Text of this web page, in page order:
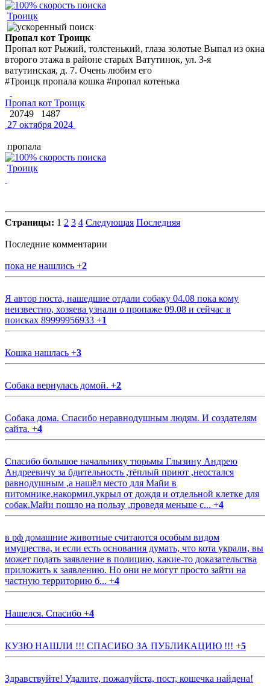
Троицк
Пропал кот Троицк
Пропал кот Рыжий, толстенький, глаза золотые Выпал из окна
второго этажа в районе старых Ватутинок, ул. З-я
ватутинская, д. 7. Очень любим его
#Троицк пропала кошка #пропал котенька
Пропал кот Троицк
20749
1487
27 октября 2024
пропала
Троицк
Страницы: 1 2 3 4 Следующая Последняя
Последние комментарии
пока не нашлись +2
Я автор поста, нашедшие отдали собаку 04.08 пока кому
неизвестно, хозяева узнали о пропаже 09.08 и сейчас в
поисках 89999956933 +1
Кошка нашлась +3
Собака вернулась домой. +2
Собака дома. Спасибо неравнодушным людям. И создателям
сайта. +4
Спасибо большое начальнику тюрьмы Глызину Андрею
Андреевичу за бдительность ,тёплый приют ,неостался
равнодушным ,а нашёл место для Майи в
питомнике,накормил,укрыл от дождя и отдельной клетке для
собак.Майи пошло на пользу ,проведя меньше с... +4
в рф домашние животные считаются особым видом
имущества, и если есть основания думать, что кота украли, вы
может подать заявление в полицию, какие-то доказательства
приложить к заявлению. Но они не могут просто зайти на
частную территорию б... +4
Нашелся. Спасибо +4
КУЗЮ НАШЛИ !!! СПАСИБО ЗА ПУБЛИКАЦИЮ !!! +5
Здравствуйте! Удалите, пожалуйста, пост, кошечка найдена!